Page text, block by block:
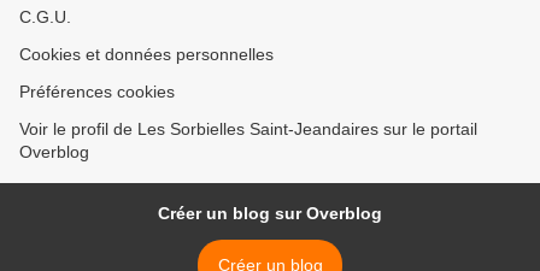
C.G.U.
Cookies et données personnelles
Préférences cookies
Voir le profil de Les Sorbielles Saint-Jeandaires sur le portail
Overblog
Créer un blog sur Overblog
Créer un blog